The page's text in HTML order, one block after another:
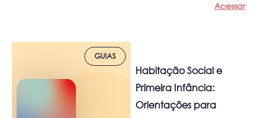
Acessar
GUIAS
Habitação Social e
Primeira Infância:
Orientações para